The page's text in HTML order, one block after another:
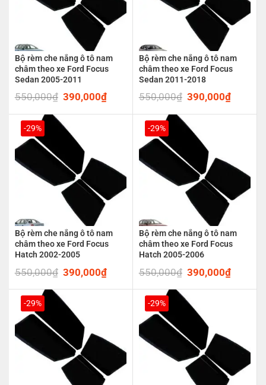
Bộ rèm che nắng ô tô nam
châm theo xe Ford Focus
Sedan 2005-2011
550,000₫ Original
was:
550,000₫.
390,000₫Current
is:
390,000₫.
Bộ rèm che nắng ô tô nam
châm theo xe Ford Focus
Sedan 2011-2018
550,000₫ Original
was:
550,000₫.
390,000₫Current
is:
-29%
Bộ rèm che nắng ô tô nam
châm theo xe Ford Focus
Hatch 2002-2005
550,000₫ Original
was:
550,000₫.
390,000₫Current
is:
390,000₫.
-29%
Bộ rèm che nắng ô tô nam
châm theo xe Ford Focus
Hatch 2005-2006
550,000₫ Original
was:
550,000₫.
390,000₫Current
is:
-29% -29%